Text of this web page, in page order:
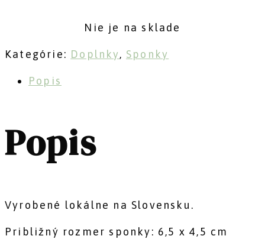
Nie je na sklade
Kategórie: Doplnky, Sponky
Popis
Popis
Vyrobené lokálne na Slovensku.
Približný rozmer sponky: 6,5 x 4,5 cm